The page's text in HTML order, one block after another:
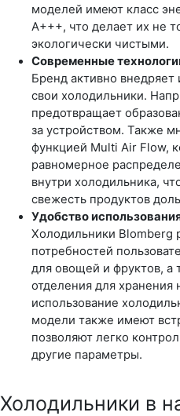
моделей имеют класс
A+++, что делает их не
экологически чистыми.
Современные
Бренд активно
свои холодильники.
предотвращает
за устройством. Также
функцией Multi Air Flow,
равномерное
внутри холодильника,
свежесть продуктов
Удобство
Холодильники Blomberg
потребностей
для овощей и фруктов, а
отделения для хранения
использование
модели также имеют
позволяют легко
другие параметры.
Холодильники в